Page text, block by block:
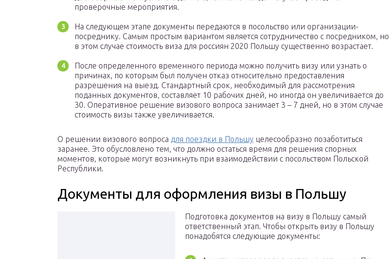
проверочные мероприятия.
На следующем этапе документы передаются в посольство или организации-
посреднику. Самым простым вариантом является сотрудничество с посредником, но
в этом случае стоимость виза для россиян 2020 Польшу существенно возрастает.
После определенного временного периода можно получить визу или узнать о
причинах, по которым был получен отказ относительно предоставления
разрешения на выезд. Стандартный срок, необходимый для рассмотрения
поданных документов, составляет 10 рабочих дней, но иногда он увеличивается до
30. Оперативное решение визового вопроса занимает 3 – 7 дней, но в этом случае
стоимость визы также увеличивается.
О решении визового вопроса для поездки в Польшу целесообразно позаботиться
заранее. Это обусловлено тем, что должно остаться время для решения спорных
моментов, которые могут возникнуть при взаимодействии с посольством Польской
Республики.
Документы для оформления визы в Польшу
Подготовка документов на визу в Польшу самый
ответственный этап. Чтобы открыть визу в Польшу
понадобятся следующие документы: